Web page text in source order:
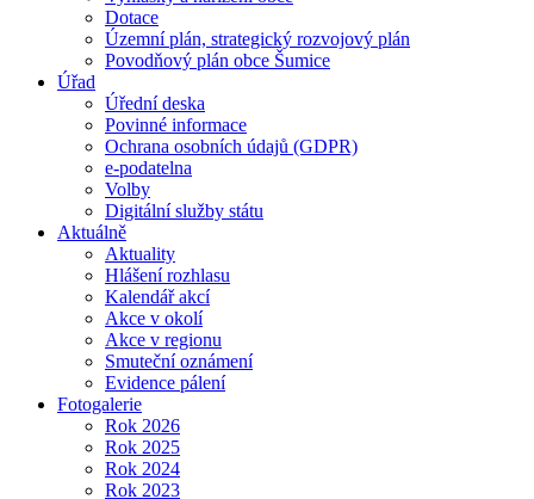
Dotace
Územní plán, strategický rozvojový plán
Povodňový plán obce Šumice
Úřad
Úřední deska
Povinné informace
Ochrana osobních údajů (GDPR)
e-podatelna
Volby
Digitální služby státu
Aktuálně
Aktuality
Hlášení rozhlasu
Kalendář akcí
Akce v okolí
Akce v regionu
Smuteční oznámení
Evidence pálení
Fotogalerie
Rok 2026
Rok 2025
Rok 2024
Rok 2023